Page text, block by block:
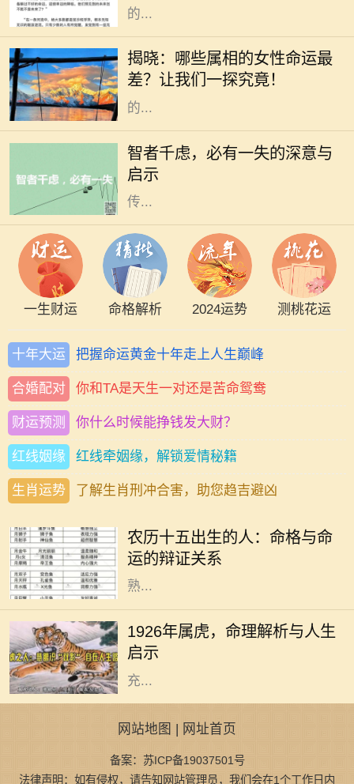
的...
揭晓：哪些属相的女性命运最
差？让我们一探究竟！
在中国的传统文化中，属相被视为影
响个人命运和性格的重要因素。每个
人的出生年份都对应着一种属相，而
这种属相在某种程度上定义了一个人
的...
智者千虑，必有一失的深意与
启示
在人生的旅途中，我们常常会面临各
种选择与挑战。有时候，尽管我们经
过深思熟虑，却仍会遭遇意外的失
误。这正是“智者千虑，必有一失”所
传...
一生财运 命格解析 2024运势 测桃花运
十年大运 把握命运黄金十年走上人生巅峰
合婚配对 你和TA是天生一对还是苦命鸳鸯
财运预测 你什么时候能挣钱发大财？
红线姻缘 红线牵姻缘，解锁爱情秘籍
生肖运势 了解生肖刑冲合害，助您趋吉避凶
农历十五出生的人：命格与命
运的辩证关系
在中华文化中，命理学是一个极具深
人命格的影响尤为显著。农历十五作
为一个特别的日子，象征着圆满与成
熟...
1926年属虎，命理解析与人生
启示
1926年，农历丙寅年，生肖属虎。在
中国传统文化中，虎被视为勇猛和权
威的象征，具有强烈的个性特征。属
虎的人通常被认为是具备领导才能、
充...
网站地图 | 网址首页
备案：苏ICP备19037501号
法律声明：如有侵权，请告知网站管理员，我们会在1个工作日内